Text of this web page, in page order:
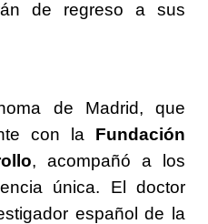
de regreso a sus
de Madrid, que
con la Fundación
, acompañó a los
única. El doctor
español de la